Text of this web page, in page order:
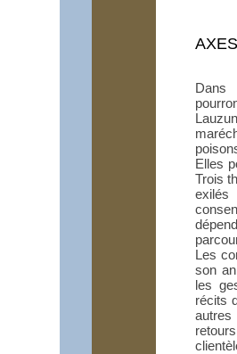
Dans
Elles
Trois
exilés
Les
son
les
récits
autres